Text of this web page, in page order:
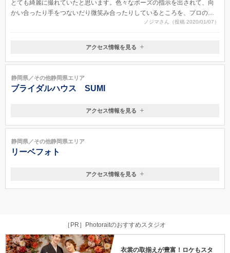
とても綺麗に撮れていたと思います。色々なポーズの指示を出されて、向
かい合ったり手をつないだり微笑み合ったりしているところを、プロのカ
メラマンさんがこれでもか！というくらい連写してくれます（笑）後日デ
ータを焼いたディスクが郵送されてきて、自分達で気に入った写真をプリ
ントアウトしたりアルバムにしたりするという形にしました。
ノジマさん（投稿 2020/01/07）
静岡県駿東郡長泉町納米里145
アクセス情報を見る
静岡県／その他静岡県エリア
ブライダルハウス SUMI
静岡県駿東郡清水町伏見616-1
アクセス情報を見る
静岡県／その他静岡県エリア
リーベフォト
静岡県田方郡函南町塚本938-7
アクセス情報を見る
［PR］Photoraitのおすすめスタジオ
衣裳の取揃えが豊富！ロケもスタ